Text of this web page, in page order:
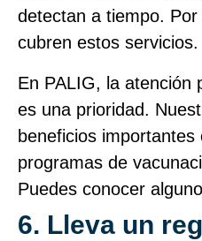
detectan a tiempo.
cubren estos servicios.
En PALIG, la atención
es una prioridad.
beneficios importantes
programas de
Puedes conocer
6. Lleva un